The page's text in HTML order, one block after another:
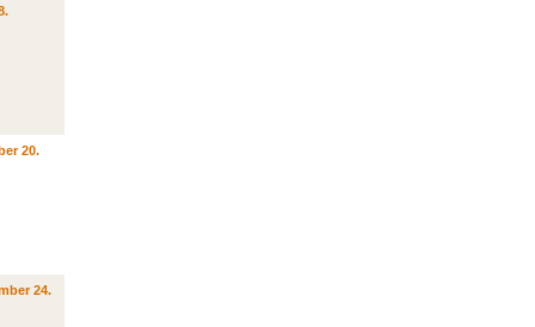
20.
24.